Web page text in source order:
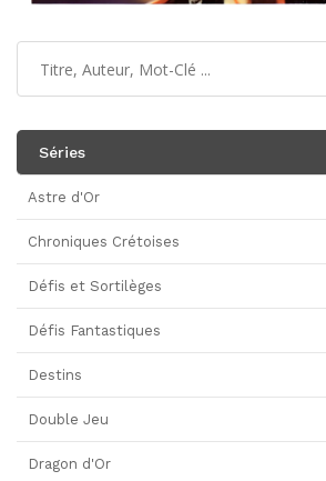
Séries
Astre d'Or
Chroniques Crétoises
Défis et Sortilèges
Défis Fantastiques
Destins
Double Jeu
Dragon d'Or